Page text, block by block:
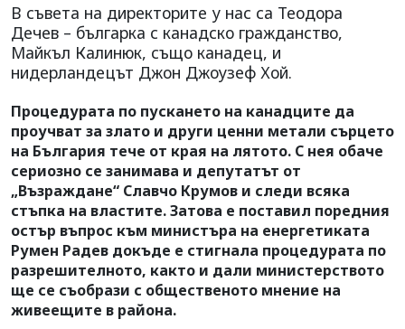
В съвета на директорите у нас са Теодора
Дечев – българка с канадско гражданство,
Майкъл Калинюк, също канадец, и
нидерландецът Джон Джоузеф Хой.
Процедурата по пускането на канадците да
проучват за злато и други ценни метали сърцето
на България тече от края на лятото. С нея обаче
сериозно се занимава и депутатът от
„Възраждане“ Славчо Крумов и следи всяка
стъпка на властите. Затова е поставил поредния
остър въпрос към министъра на енергетиката
Румен Радев докъде е стигнала процедурата по
разрешителното, както и дали министерството
ще се съобрази с общественото мнение на
живеещите в района.